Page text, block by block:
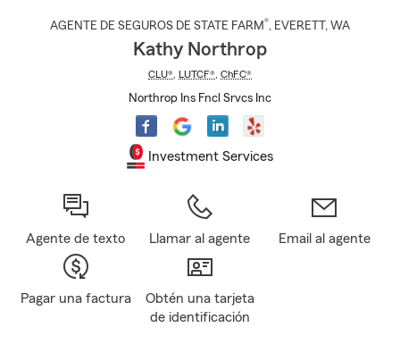
AGENTE DE SEGUROS DE STATE FARM®, EVERETT , WA
Kathy Northrop
CLU® LUTCF® ChFC®
Northrop Ins Fncl Srvcs Inc
Investment Services
Agente de texto Llamar al agente Email al agente
Pagar una factura
Obtén una tarjeta
de identificación